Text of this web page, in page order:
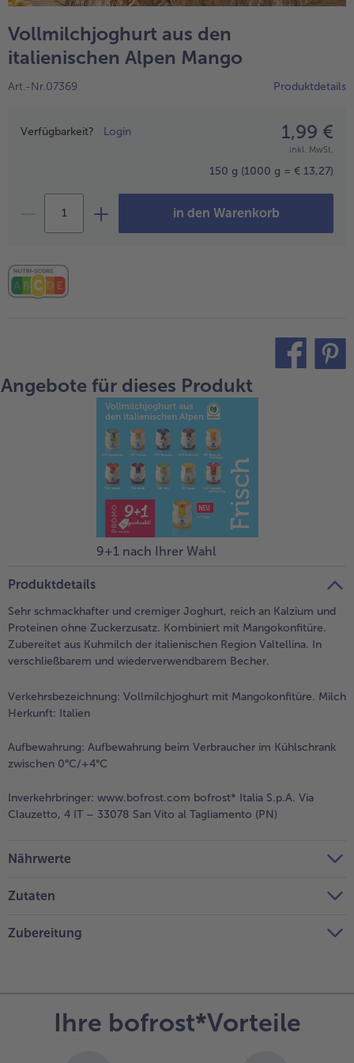
alle Küchenutensilien
Kuchen & Torten
alle bofrost*free
High Protein
alle Pflanzliche Alternativprodukte
Heißluftfritteuse
- 5 € beim Kauf von 7 Schlemmermenüs nach Wahl
Vollmilchjoghurt aus den
italienischen Alpen Mango
Art.-Nr.07369 Produktdetails
Preisangabe
Verfügbarkeit? Login 1,99 €
inkl. MwSt.
150 g (1000 g = € 13,27)
in den Warenkorb
Angebote für dieses Produkt
9+1 nach Ihrer Wahl
Produktdetails
Sehr schmackhafter und cremiger Joghurt, reich an Kalzium und
Proteinen ohne Zuckerzusatz. Kombiniert mit Mangokonfitüre.
Zubereitet aus Kuhmilch der italienischen Region Valtellina. In
verschließbarem und wiederverwendbarem Becher.
Verkehrsbezeichnung: Vollmilchjoghurt mit Mangokonfitüre. Milch
Herkunft: Italien
Aufbewahrung: Aufbewahrung beim Verbraucher im Kühlschrank
zwischen 0°C/+4°C
Inverkehrbringer: www.bofrost.com bofrost* Italia S.p.A. Via
Clauzetto, 4 IT – 33078 San Vito al Tagliamento (PN)
Nährwerte
Zutaten
Zubereitung
Ihre bofrost*Vorteile